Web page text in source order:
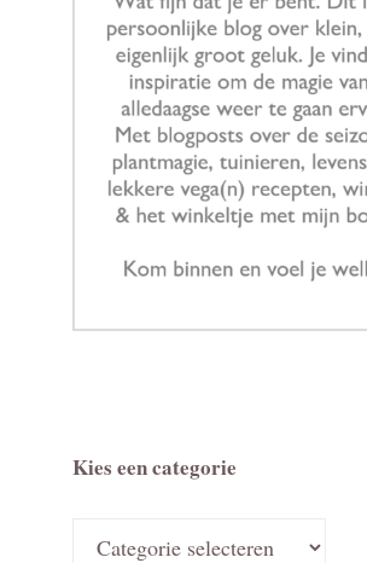
Kies een categorie
Kies